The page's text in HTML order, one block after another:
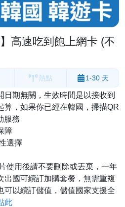
高速吃到飽上網卡 (不
熱點 1-30 天
日期無關，生效時間是以接收到
算，如果你已經在韓國，掃描QR
服務
障
選擇
使用後請不要刪除或丟棄，一年
出國可續訂加購套餐，無需重複
可以續訂儲值，儲值國家支援全
此